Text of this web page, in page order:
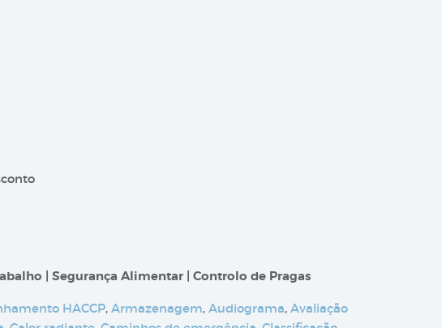
| Segurança Alimentar | Controlo de Pragas
HACCP, Armazenagem, Audiograma, Avaliação